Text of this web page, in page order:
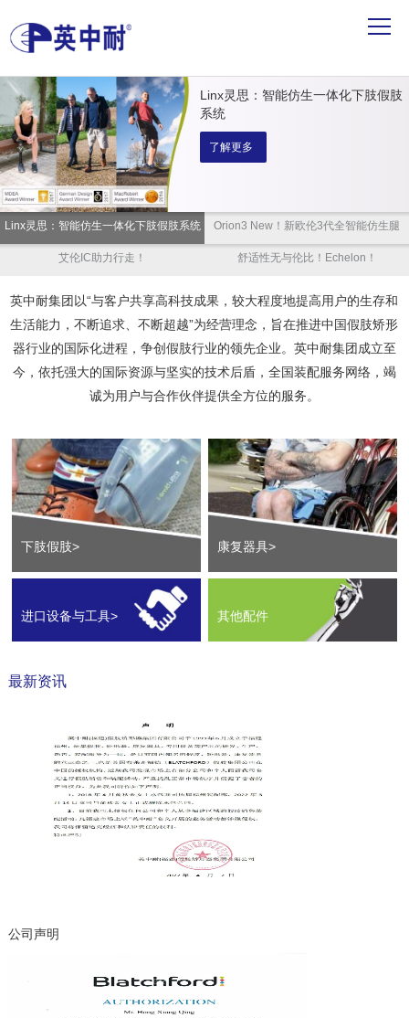
Linx灵思：智能仿生一体化下肢假肢
系统
了解更多
Linx灵思：智能仿生一体化下肢假肢系统 Orion3 New！新欧伦3代全智能仿生腿
艾伦IC助力行走！ 舒适性无与伦比！Echelon！
英中耐集团以“与客户共享高科技成果，较大程度地提高用户的生存和
生活能力，不断追求、不断超越”为经营理念，旨在推进中国假肢矫形
器行业的国际化进程，争创假肢行业的领先企业。英中耐集团成立至
今，依托强大的国际资源与坚实的技术后盾，全国装配服务网络，竭
诚为用户与合作伙伴提供全方位的服务。
下肢假肢> 康复器具>
进口设备与工具> 其他配件
最新资讯
公司声明